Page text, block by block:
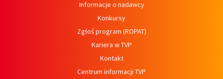
Informacje o nadawcy
Konkursy
Zgłoś program (ROPAT)
Kariera w TVP
Kontakt
Centrum informacji TVP